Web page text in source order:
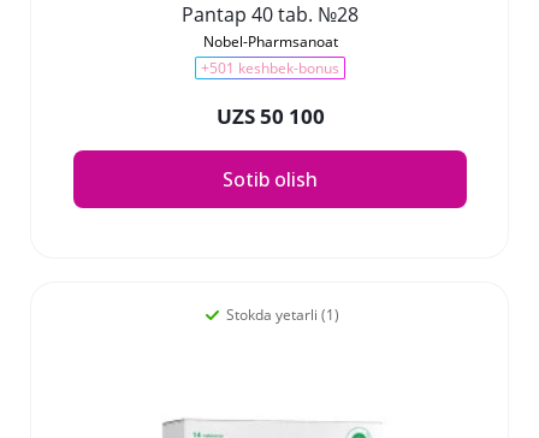
Pantap 40 tab. №28
Nobel-Pharmsanoat
+501 keshbek-bonus
UZS 50 100
Sotib olish
Stokda yetarli (1)